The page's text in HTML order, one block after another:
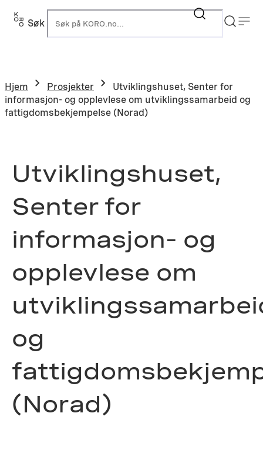
Hopp
Søk
Hjem Prosjekter
Utviklingshuset, Senter for
informasjon- og opplevlese om utviklingssamarbeid og
fattigdomsbekjempelse (Norad)
Utviklingshuset,
Senter for
informasjon- og
opplevlese om
og
(Norad)